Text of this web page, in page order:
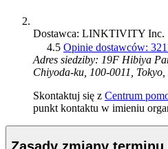
Dostawca: LINKTIVITY Inc.
4.5 Opinie dostawców:
Adres siedziby: 19F Hibiya
Chiyoda-ku, 100-0011, Tokyo,
Skontaktuj się z Centrum
punkt kontaktu w imieniu